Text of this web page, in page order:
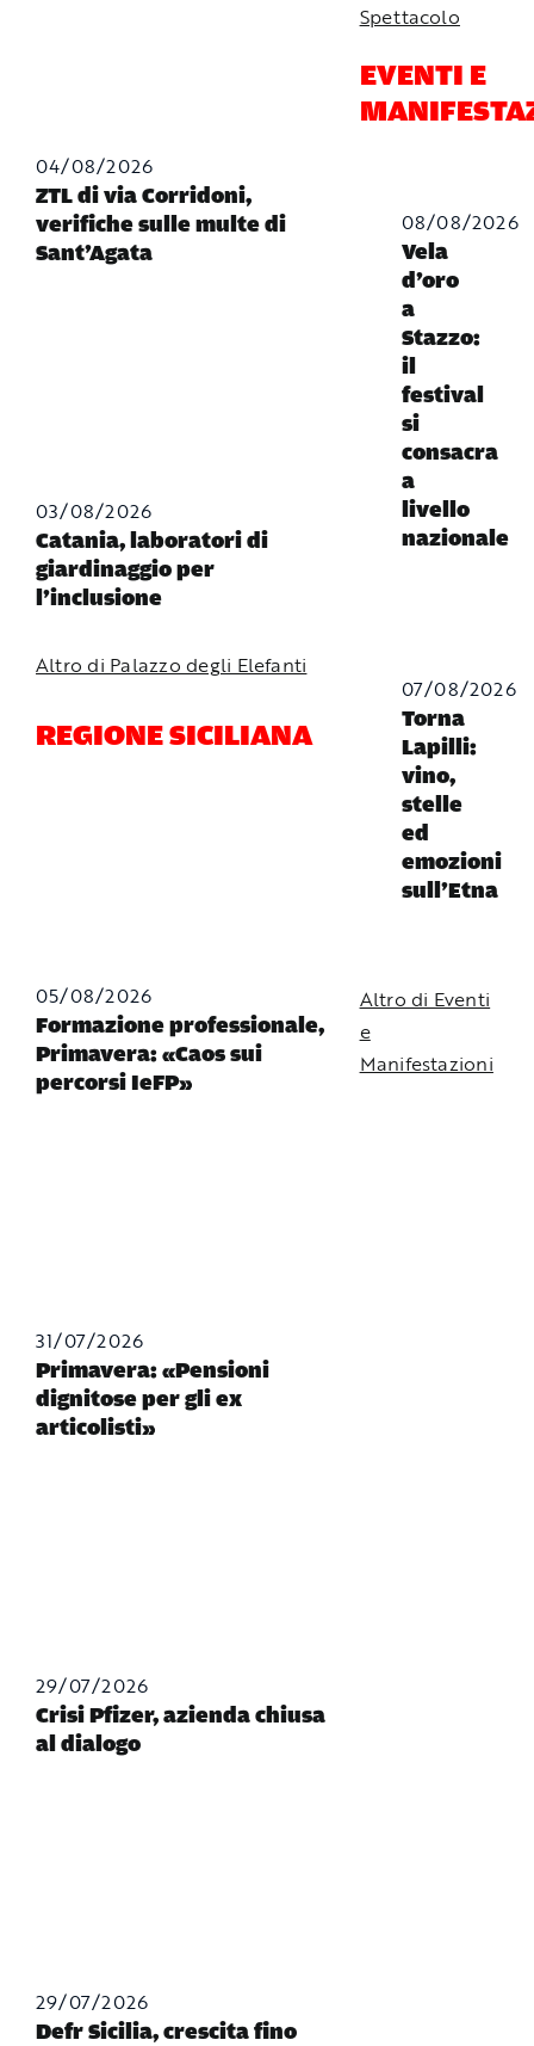
04/08/2026
ZTL di via Corridoni,
verifiche sulle multe di
Sant’Agata
03/08/2026
Catania, laboratori di
giardinaggio per
l’inclusione
Altro di Palazzo degli Elefanti
REGIONE SICILIANA
05/08/2026
Formazione professionale,
Primavera: «Caos sui
percorsi IeFP»
31/07/2026
Primavera: «Pensioni
dignitose per gli ex
articolisti»
29/07/2026
Crisi Pfizer, azienda chiusa
al dialogo
29/07/2026
Defr Sicilia, crescita fino
Spettacolo
EVENTI E
08/08/2026
Vela
d’oro
a
Stazzo:
il
festival
si
consacra
a
livello
nazionale
07/08/2026
Torna
Lapilli:
vino,
stelle
ed
emozioni
sull’Etna
Altro di Eventi
e
Manifestazioni